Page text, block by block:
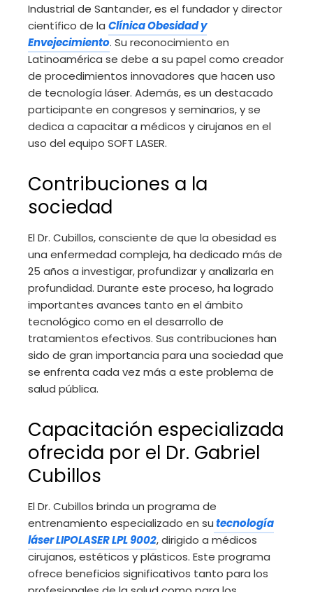
Industrial de Santander, es el fundador y director
científico de la Clínica Obesidad y
Envejecimiento. Su reconocimiento en
Latinoamérica se debe a su papel como creador
de procedimientos innovadores que hacen uso
de tecnología láser. Además, es un destacado
participante en congresos y seminarios, y se
dedica a capacitar a médicos y cirujanos en el
uso del equipo SOFT LASER.
Contribuciones a la
sociedad
El Dr. Cubillos, consciente de que la obesidad es
una enfermedad compleja, ha dedicado más de
25 años a investigar, profundizar y analizarla en
profundidad. Durante este proceso, ha logrado
importantes avances tanto en el ámbito
tecnológico como en el desarrollo de
tratamientos efectivos. Sus contribuciones han
sido de gran importancia para una sociedad que
se enfrenta cada vez más a este problema de
salud pública.
Capacitación especializada
ofrecida por el Dr. Gabriel
Cubillos
El Dr. Cubillos brinda un programa de
entrenamiento especializado en sutecnología
láser LIPOLASER LPL 9002, dirigido a médicos
cirujanos, estéticos y plásticos. Este programa
ofrece beneficios significativos tanto para los